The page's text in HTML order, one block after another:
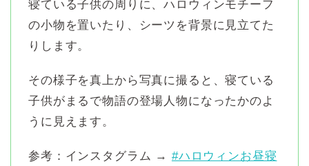
寝ている子供の周りに、ハロウィンモチーフ
の小物を置いたり、シーツを背景に見立てた
りします。
その様子を真上から写真に撮ると、寝ている
子供がまるで物語の登場人物になったかのよ
うに見えます。
参考：インスタグラム → #ハロウィンお昼寝